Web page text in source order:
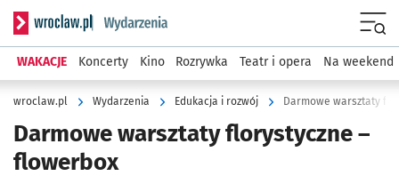
Serwis informacyjny wroclaw.pl podserwis: Wydarzenia
WAKACJE Koncerty Kino Rozrywka Teatr i opera Na weekend
wroclaw.pl Wydarzenia Edukacja i rozwój Darmowe warsztaty
Darmowe warsztaty florystyczne –
flowerbox